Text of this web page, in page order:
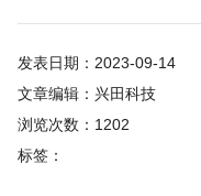
发表日期：2023-09-14
文章编辑：兴田科技
浏览次数：1202
标签：